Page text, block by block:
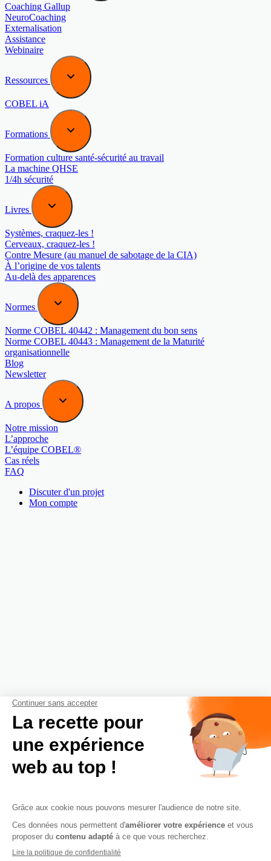
Coaching Gallup
NeuroCoaching
Externalisation
Assistance
Webinaire
Ressources
COBEL iA
Formations
Formation culture santé-sécurité au travail
La machine QHSE
1/4h sécurité
Livres
Systèmes, craquez-les !
Cerveaux, craquez-les !
Contre Mesure (au manuel de sabotage de la CIA)
À l’origine de vos talents
Au-delà des apparences
Normes
Norme COBEL 40442 : Management du bon sens
Norme COBEL 40443 : Management de la Maturité
organisationnelle
Blog
Newsletter
A propos
Notre mission
L’approche
L’équipe COBEL®
Cas réels
FAQ
Discuter d'un projet
Mon compte